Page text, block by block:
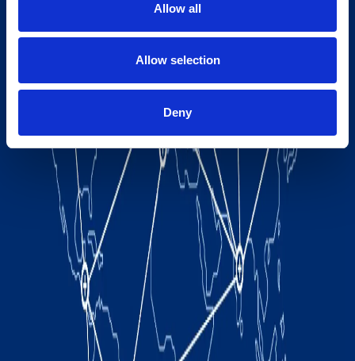
Allow all
Allow selection
Deny